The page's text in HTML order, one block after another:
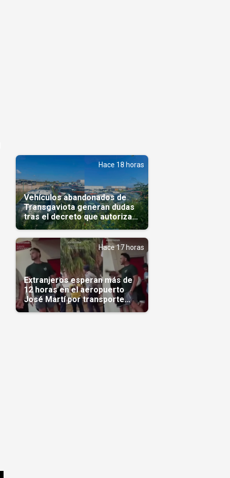
Hace 18 horas
Vehículos abandonados de
Transgaviota generan dudas
tras el decreto que autoriza
su comercialización
Hace 17 horas
Extranjeros esperan más de
12 horas en el aeropuerto
José Martí por transporte
reservado semanas